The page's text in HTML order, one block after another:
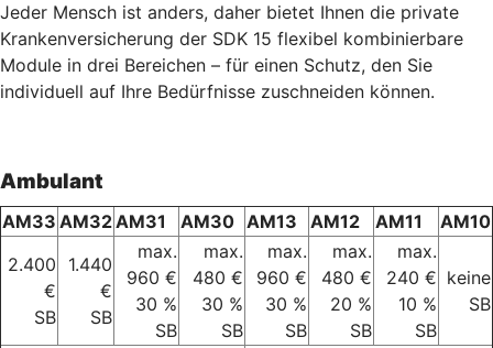
Jeder Mensch ist anders, daher bietet Ihnen die private
Krankenversicherung der SDK 15 flexibel kombinierbare
Module in drei Bereichen – für einen Schutz, den Sie
individuell auf Ihre Bedürfnisse zuschneiden können.
Ambulant
AM33 AM32AM31 AM30 AM13 AM12 AM11
AM10
2.400
€
SB
1.440
€
SB
max.
960 €
30 %
SB
max.
480 €
30 %
SB
max.
960 €
30 %
SB
max.
480 €
20 %
SB
max.
240 €
10 %
SB
keine
SB